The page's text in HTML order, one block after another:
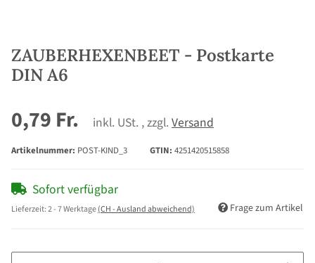
ZAUBERHEXENBEET - Postkarte
DIN A6
0,79 Fr. inkl. USt. , zzgl. Versand
Artikelnummer: POST-KIND_3 GTIN: 4251420515858
Sofort verfügbar
Lieferzeit:2 - 7 Werktage(CH - Ausland abweichend) Frage zum Artikel